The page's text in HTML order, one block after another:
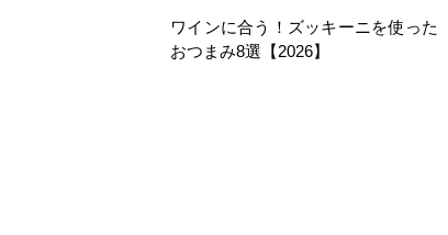
ワインに合う！ズッキーニを使った
おつまみ8選【2026】